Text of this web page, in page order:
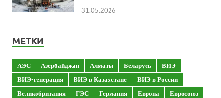
31.05.2026
МЕТКИ
АЭС Азербайджан Алматы Беларусь
ВИЭ
ВИЭ-генерация
ВИЭ в Казахстане
ВИЭ в России
Великобритания
ГЭС Германия Европа
Евросоюз